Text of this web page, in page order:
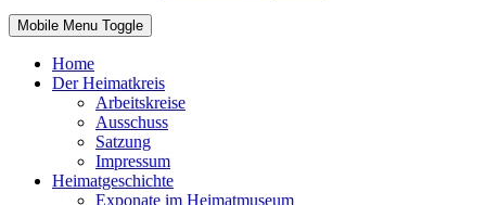
Mobile Menu Toggle
Home
Der Heimatkreis
Arbeitskreise
Ausschuss
Satzung
Impressum
Heimatgeschichte
Exponate im Heimatmuseum